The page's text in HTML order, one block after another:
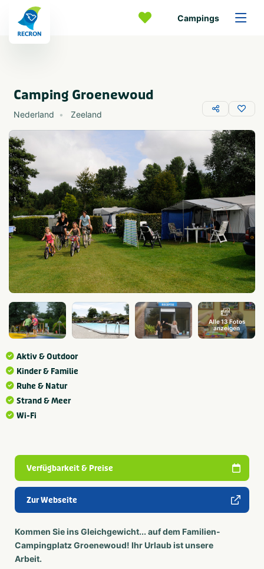
Campings
Camping Groenewoud
Nederland Zeeland
Alle 13 Fotos
anzeigen
Aktiv & Outdoor
Kinder & Familie
Ruhe & Natur
Strand & Meer
Wi-Fi
Verfügbarkeit & Preise
Zur Webseite
Kommen Sie ins Gleichgewicht... auf dem Familien-
Campingplatz Groenewoud! Ihr Urlaub ist unsere
Arbeit.